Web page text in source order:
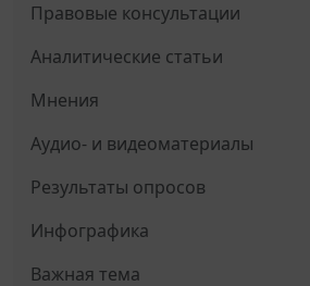
Правовые консультации
Аналитические статьи
Мнения
Аудио- и видеоматериалы
Результаты опросов
Инфографика
Важная тема